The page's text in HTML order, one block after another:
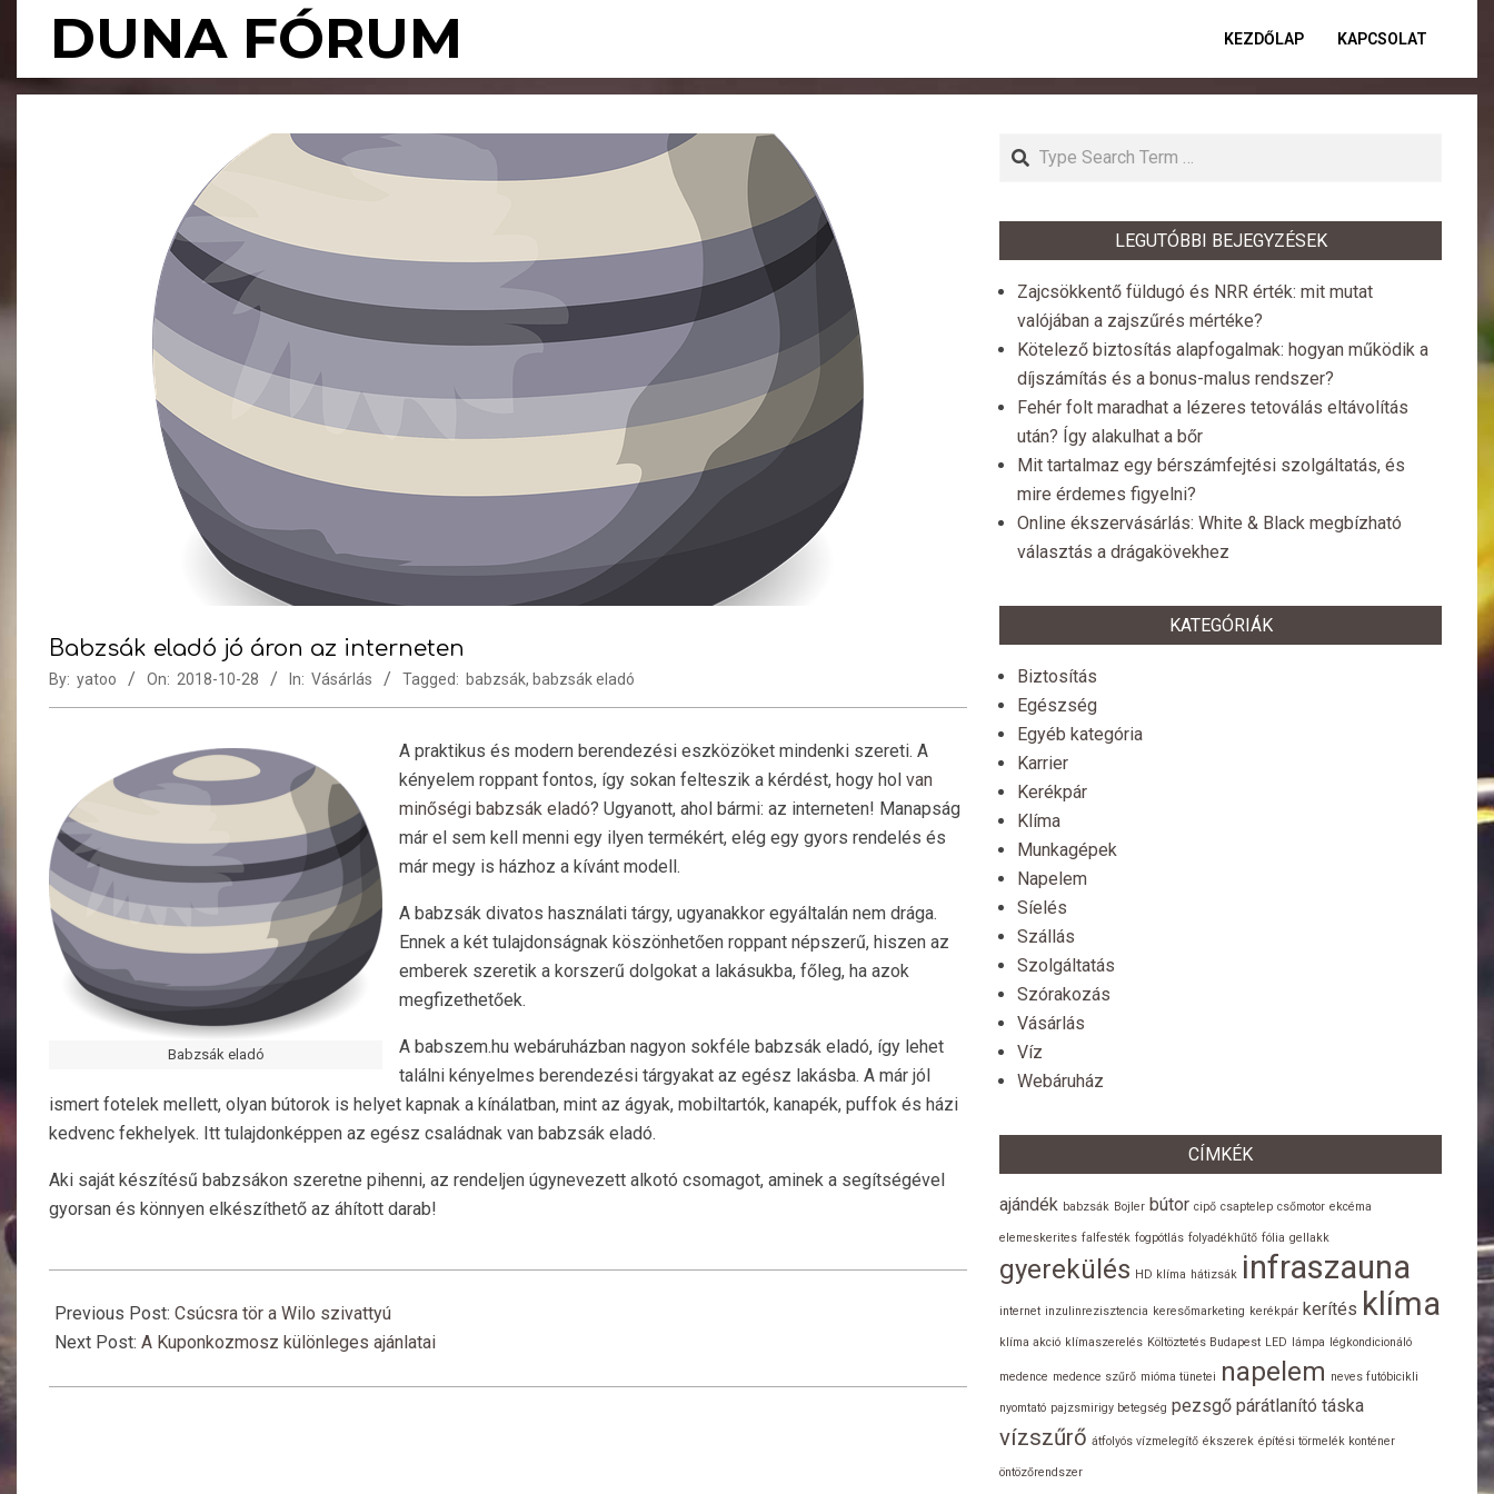
DUNA FÓRUM KEZDŐLAP KAPCSOLAT
Babzsák eladó jó áron az interneten
By: yatoo On: 2018-10-28 In: Vásárlás Tagged: babzsák, babzsák eladó
Babzsák eladó
A praktikus és modern berendezési eszközöket mindenki szereti. A
kényelem roppant fontos, így sokan felteszik a kérdést, hogy hol van
minőségi babzsák eladó? Ugyanott, ahol bármi: az interneten! Manapság
már el sem kell menni egy ilyen termékért, elég egy gyors rendelés és
már megy is házhoz a kívánt modell.
A babzsák divatos használati tárgy, ugyanakkor egyáltalán nem drága.
Ennek a két tulajdonságnak köszönhetően roppant népszerű, hiszen az
emberek szeretik a korszerű dolgokat a lakásukba, főleg, ha azok
megfizethetőek.
A babszem.hu webáruházban nagyon sokféle babzsák eladó, így lehet
találni kényelmes berendezési tárgyakat az egész lakásba. A már jól
ismert fotelek mellett, olyan bútorok is helyet kapnak a kínálatban, mint az ágyak, mobiltartók, kanapék, puffok és házi
kedvenc fekhelyek. Itt tulajdonképpen az egész családnak van babzsák eladó.
Aki saját készítésű babzsákon szeretne pihenni, az rendeljen úgynevezett alkotó csomagot, aminek a segítségével
gyorsan és könnyen elkészíthető az áhított darab!
10-
28
Previous Post: Csúcsra tör a Wilo szivattyú
Next Post: A Kuponkozmosz különleges ajánlatai
Search
LEGUTÓBBI BEJEGYZÉSEK
Zajcsökkentő füldugó és NRR érték: mit mutat
valójában a zajszűrés mértéke?
Kötelező biztosítás alapfogalmak: hogyan működik a
díjszámítás és a bonus-malus rendszer?
Fehér folt maradhat a lézeres tetoválás eltávolítás
után? Így alakulhat a bőr
Mit tartalmaz egy bérszámfejtési szolgáltatás, és
mire érdemes figyelni?
Online ékszervásárlás: White & Black megbízható
választás a drágakövekhez
KATEGÓRIÁK
Biztosítás
Egészség
Egyéb kategória
Karrier
Kerékpár
Klíma
Munkagépek
Napelem
Síelés
Szállás
Szolgáltatás
Szórakozás
Vásárlás
Víz
Webáruház
CÍMKÉK
ajándék babzsák Bojler bútor cipő csaptelep csőmotor ekcéma
elemeskerites falfesték fogpótlás folyadékhűtő fólia gellakk
gyerekülés HD klíma hátizsák infraszauna
internet inzulinrezisztencia keresőmarketing kerékpár kerítés klíma
klíma akció klímaszerelés Költöztetés Budapest LED lámpa légkondicionáló
medence medence szűrő mióma tünetei napelem neves futóbicikli
nyomtató pajzsmirigy betegség pezsgő párátlanító táska
vízszűrő átfolyós vízmelegítő ékszerek építési törmelék konténer
öntözőrendszer